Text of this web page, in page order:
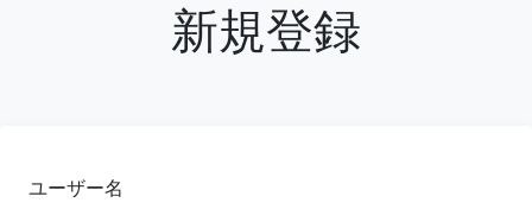
新規登録
ユーザー名